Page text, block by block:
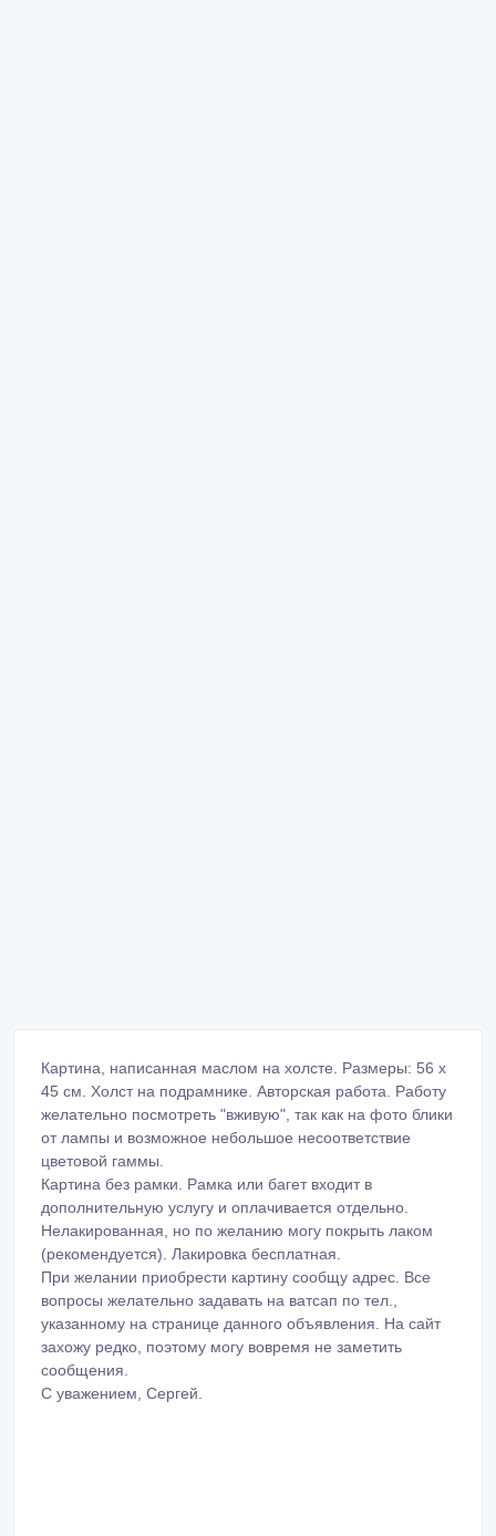
Картина, написанная маслом на холсте. Размеры: 56 х
45 см. Холст на подрамнике. Авторская работа. Работу
желательно посмотреть "вживую", так как на фото блики
от лампы и возможное небольшое несоответствие
цветовой гаммы.
Картина без рамки. Рамка или багет входит в
дополнительную услугу и оплачивается отдельно.
Нелакированная, но по желанию могу покрыть лаком
(рекомендуется). Лакировка бесплатная.
При желании приобрести картину сообщу адрес. Все
вопросы желательно задавать на ватсап по тел.,
указанному на странице данного объявления. На сайт
захожу редко, поэтому могу вовремя не заметить
сообщения.
С уважением, Сергей.